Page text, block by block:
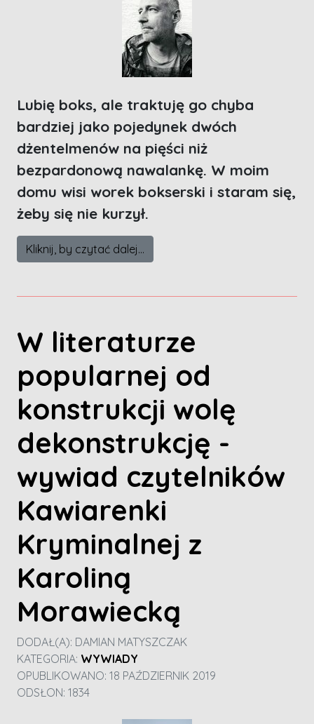
Lubię boks, ale traktuję go chyba
bardziej jako pojedynek dwóch
dżentelmenów na pięści niż
bezpardonową nawalankę. W moim
domu wisi worek bokserski i staram się,
żeby się nie kurzył.
Kliknij, by czytać dalej...
W literaturze
popularnej od
konstrukcji wolę
dekonstrukcję -
wywiad czytelników
Kawiarenki
Kryminalnej z
Karoliną
Morawiecką
DODAŁ(A): DAMIAN MATYSZCZAK
KATEGORIA: WYWIADY
OPUBLIKOWANO: 18 PAŹDZIERNIK 2019
ODSŁON: 1834